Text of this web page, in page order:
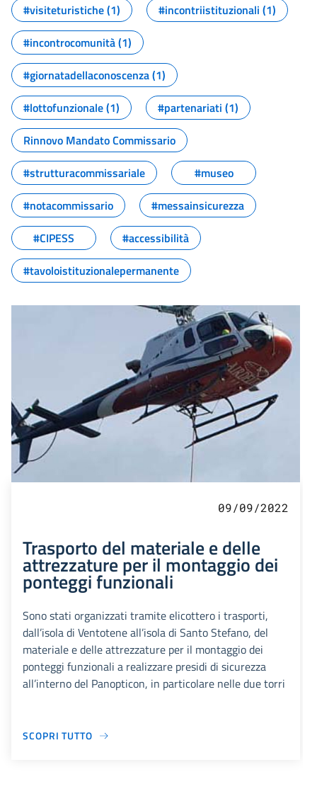
#visiteturistiche (1)
#incontriistituzionali (1)
#incontrocomunità (1)
#giornatadellaconoscenza (1)
#lottofunzionale (1)
#partenariati (1)
Rinnovo Mandato Commissario
#strutturacommissariale
#museo
#notacommissario
#messainsicurezza
#CIPESS
#accessibilità
#tavoloistituzionalepermanente
09/09/2022
Trasporto del materiale e delle
attrezzature per il montaggio dei
ponteggi funzionali
Sono stati organizzati tramite elicottero i trasporti,
dall’isola di Ventotene all’isola di Santo Stefano, del
materiale e delle attrezzature per il montaggio dei
ponteggi funzionali a realizzare presidi di sicurezza
all’interno del Panopticon, in particolare nelle due torri
SCOPRI TUTTO